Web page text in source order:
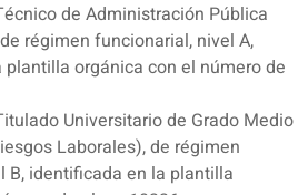
de Administración Pública
régimen funcionarial, nivel A,
orgánica con el número de
Universitario de Grado Medio
Laborales), de régimen
B, identificada en la plantilla